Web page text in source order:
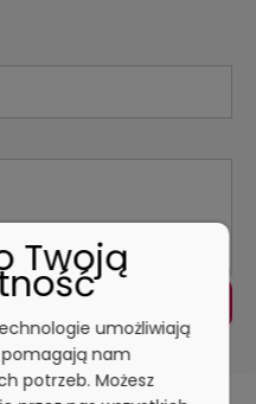
Twoją
umożliwiają
pomagają nam
potrzeb. Możesz